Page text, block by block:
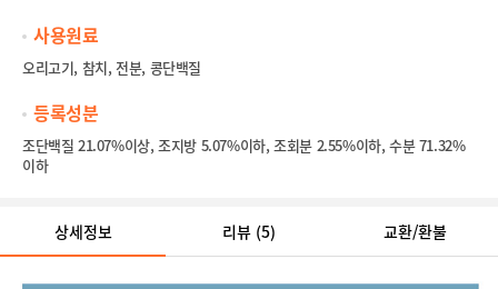
사용원료
오리고기, 참치, 전분, 콩단백질
등록성분
조단백질 21.07%이상, 조지방 5.07%이하, 조회분 2.55%이하, 수분 71.32%
이하
상세정보 리뷰 (5) 교환/환불